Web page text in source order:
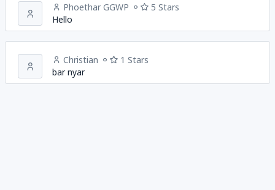
Phoethar GGWP
5 Stars
Hello
Christian
1 Stars
bar nyar